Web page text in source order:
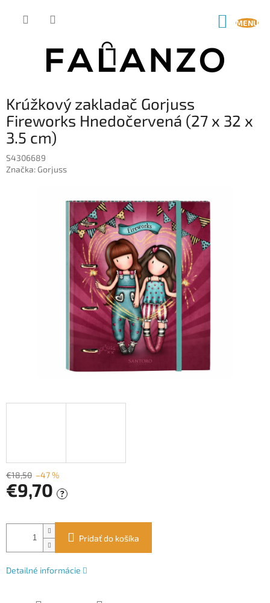
Krúžkový zakladač Gorjuss
Fireworks Hnedočervená (27 x 32 x
3.5 cm)
S4306689
Značka: Gorjuss
€18,50 –47 %
€9,70 ?
cena:
Pridať do košíka
Detailné informácie